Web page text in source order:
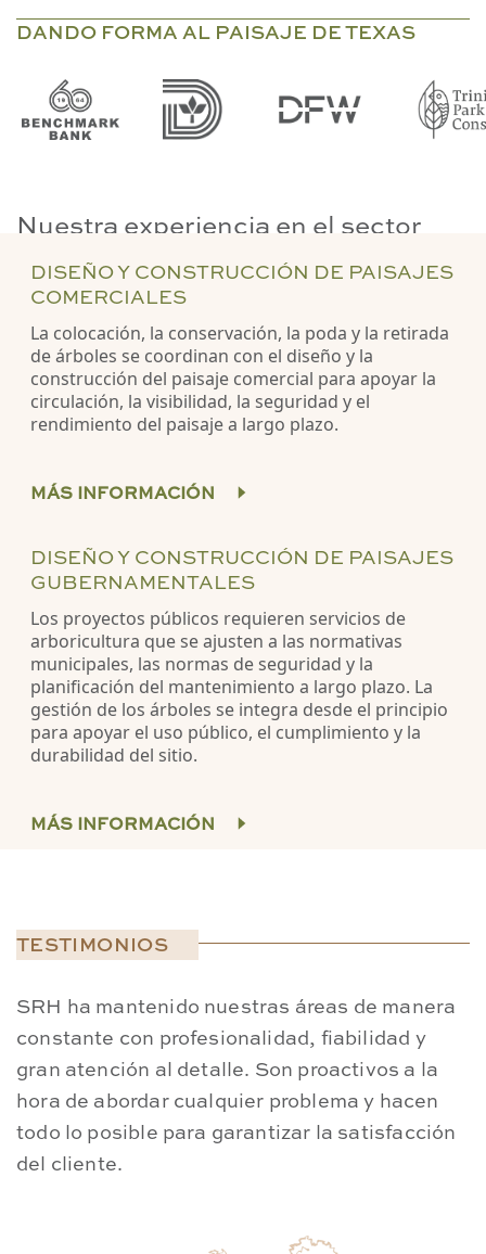
DANDO FORMA AL PAISAJE DE TEXAS
Nuestra experiencia en el sector
DISEÑO Y CONSTRUCCIÓN DE PAISAJES
COMERCIALES
La colocación, la conservación, la poda y la retirada
de árboles se coordinan con el diseño y la
construcción del paisaje comercial para apoyar la
circulación, la visibilidad, la seguridad y el
rendimiento del paisaje a largo plazo.
MÁS INFORMACIÓN
DISEÑO Y CONSTRUCCIÓN DE PAISAJES
GUBERNAMENTALES
Los proyectos públicos requieren servicios de
arboricultura que se ajusten a las normativas
municipales, las normas de seguridad y la
planificación del mantenimiento a largo plazo. La
gestión de los árboles se integra desde el principio
para apoyar el uso público, el cumplimiento y la
durabilidad del sitio.
MÁS INFORMACIÓN
TESTIMONIOS
SRH ha mantenido nuestras áreas de manera
constante con profesionalidad, fiabilidad y
gran atención al detalle. Son proactivos a la
hora de abordar cualquier problema y hacen
todo lo posible para garantizar la satisfacción
del cliente.